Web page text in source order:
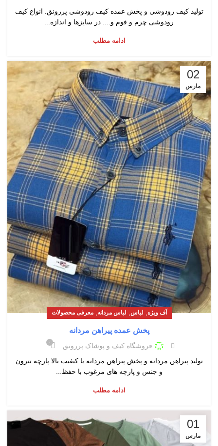
تولید کیف رودوشی و پخش عمده کیف رودوشی پررونق. انواع کیف
رودوشی چرم و فوم و.... در سایزها و اندازه...
ادامه مطلب
02
مارس
آف ویژه, لباس, لباس مردانه,معرفی محصولات
پخش عمده پیراهن مردانه
فروشگاه کیف و پوشاک پررونق ۰
تولید پیراهن مردانه و پخش پیراهن مردانه با کیفیت بالا پارچه تترون
و جنس و پارچه های مرغوب با حفظ...
ادامه مطلب
01
مارس